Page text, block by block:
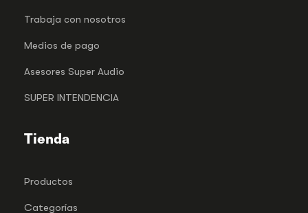
Trabaja con nosotros
Medios de pago
Asesores Super Audio
SUPER INTENDENCIA
Tienda
Productos
Categorías